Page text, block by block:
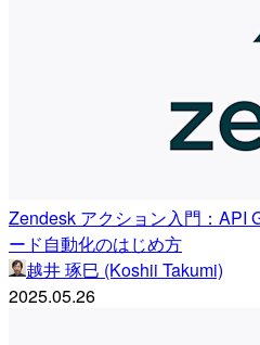
Zendesk アクション入門：API
ード自動化のはじめ方
越井 琢巳 (Koshii Takumi)
2025.05.26